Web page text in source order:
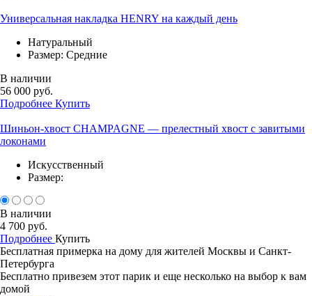
Универсальная накладка HENRY на каждый день
Натуральный
Размер: Средние
В наличии
56 000 руб.
Подробнее Купить
Шиньон-хвост CHAMPAGNE — прелестный хвост с завитыми
локонами
Искусственный
Размер:
В наличии
4 700 руб.
Подробнее Купить
Бесплатная примерка на дому для жителей Москвы и Санкт-
Петербурга
Бесплатно привезем этот парик и еще несколько на выбор к вам
домой